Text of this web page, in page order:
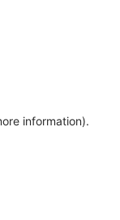
information).